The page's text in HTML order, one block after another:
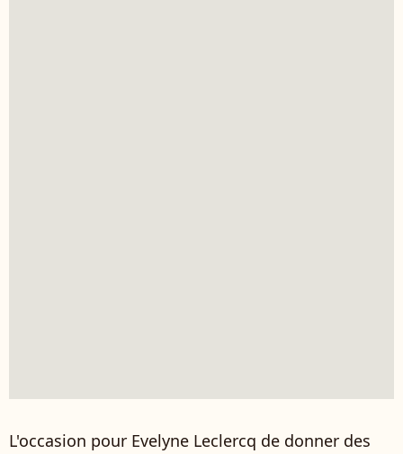
L'occasion pour Evelyne Leclercq de donner des